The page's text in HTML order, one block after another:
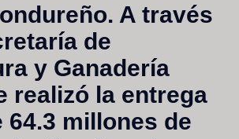
A través
de
y Ganadería
realizó la entrega
64.3 millones de